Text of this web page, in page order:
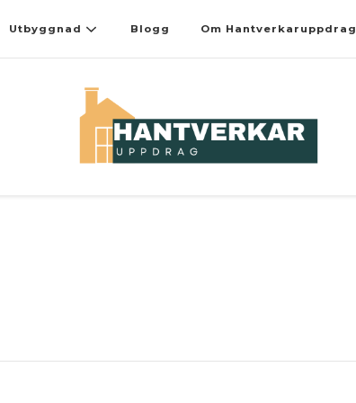
Utbyggnad Blogg Om Hantverkaruppdrag